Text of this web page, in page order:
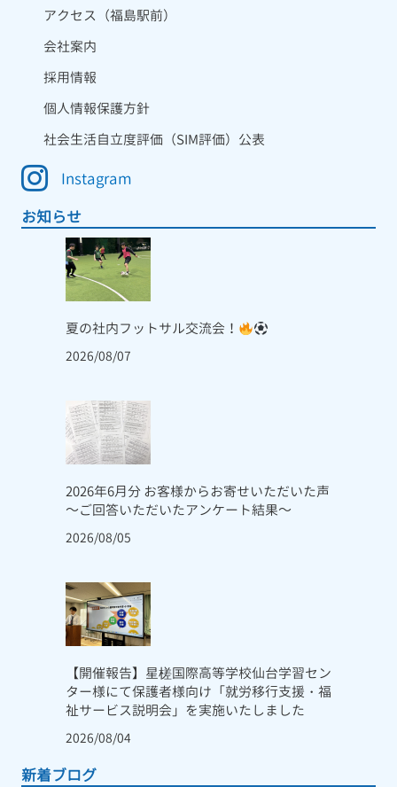
アクセス（福島駅前）
会社案内
採用情報
個人情報保護方針
社会生活自立度評価（SIM評価）公表
Instagram
お知らせ
夏の社内フットサル交流会！
2026/08/07
2026年6月分 お客様からお寄せいただいた声
～ご回答いただいたアンケート結果～
2026/08/05
【開催報告】星槎国際高等学校仙台学習セン
ター様にて保護者様向け「就労移行支援・福
祉サービス説明会」を実施いたしました
2026/08/04
新着ブログ